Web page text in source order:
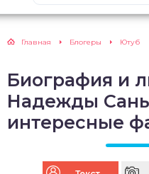
Главная Блогеры Ютуб
Биография и
Надежды
интересные